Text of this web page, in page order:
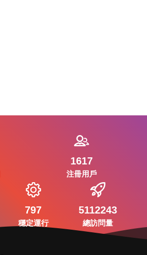
1617
注冊用戶
797
穩定運行
5112243
總訪問量